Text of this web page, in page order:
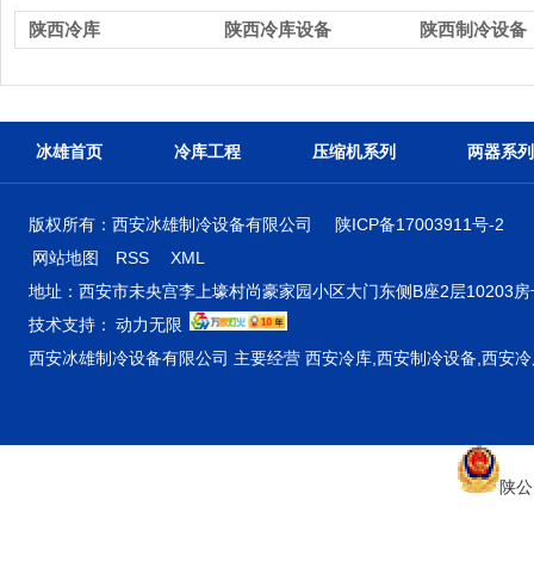
陕西冷库 陕西冷库设备 陕西制冷设备
冰雄首页 冷库工程 压缩机系列 两器系列
版权所有：西安冰雄制冷设备有限公司
陕ICP备17003911号-2
网站地图
RSS
XML
地址：西安市未央宫李上壕村尚豪家园小区大门东侧B座2层
技术支持： 动力无限
西安冰雄制冷设备有限公司 主要经营 西安冷库,西安制冷设备,西安
陕